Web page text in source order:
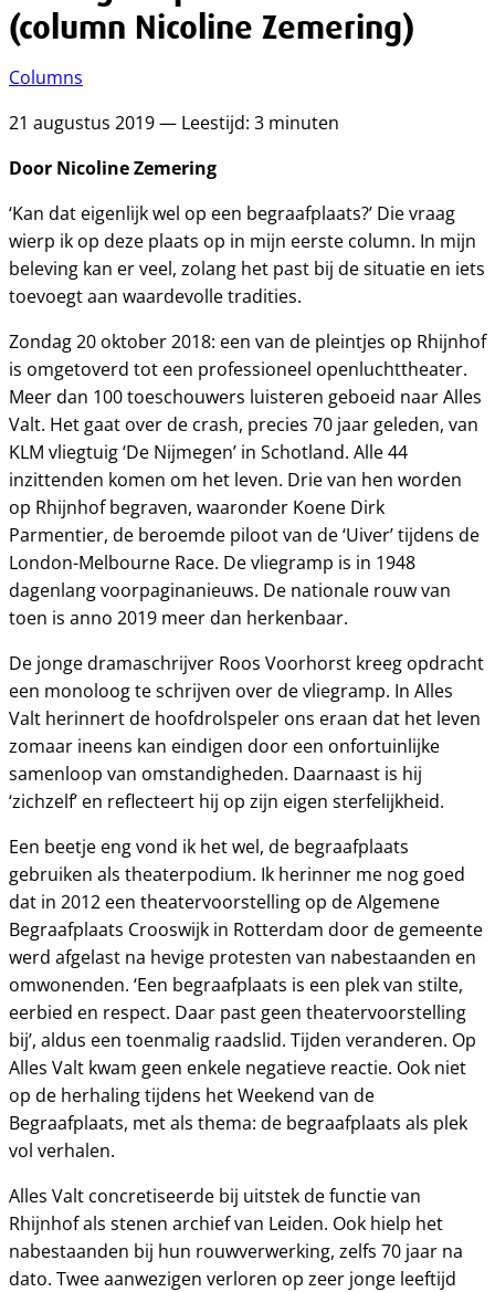
(column Nicoline Zemering)
Columns
21 augustus 2019 — Leestijd: 3 minuten
Door Nicoline Zemering
‘Kan dat eigenlijk wel op een begraafplaats?’ Die vraag
wierp ik op deze plaats op in mijn eerste column. In mijn
beleving kan er veel, zolang het past bij de situatie en iets
toevoegt aan waardevolle tradities.
Zondag 20 oktober 2018: een van de pleintjes op Rhijnhof
is omgetoverd tot een professioneel openluchttheater.
Meer dan 100 toeschouwers luisteren geboeid naar Alles
Valt. Het gaat over de crash, precies 70 jaar geleden, van
KLM vliegtuig ‘De Nijmegen’ in Schotland. Alle 44
inzittenden komen om het leven. Drie van hen worden
op Rhijnhof begraven, waaronder Koene Dirk
Parmentier, de beroemde piloot van de ‘Uiver’ tijdens de
London-Melbourne Race. De vliegramp is in 1948
dagenlang voorpaginanieuws. De nationale rouw van
toen is anno 2019 meer dan herkenbaar.
De jonge dramaschrijver Roos Voorhorst kreeg opdracht
een monoloog te schrijven over de vliegramp. In Alles
Valt herinnert de hoofdrolspeler ons eraan dat het leven
zomaar ineens kan eindigen door een onfortuinlijke
samenloop van omstandigheden. Daarnaast is hij
‘zichzelf’ en reflecteert hij op zijn eigen sterfelijkheid.
Een beetje eng vond ik het wel, de begraafplaats
gebruiken als theaterpodium. Ik herinner me nog goed
dat in 2012 een theatervoorstelling op de Algemene
Begraafplaats Crooswijk in Rotterdam door de gemeente
werd afgelast na hevige protesten van nabestaanden en
omwonenden. ‘Een begraafplaats is een plek van stilte,
eerbied en respect. Daar past geen theatervoorstelling
bij’, aldus een toenmalig raadslid. Tijden veranderen. Op
Alles Valt kwam geen enkele negatieve reactie. Ook niet
op de herhaling tijdens het Weekend van de
Begraafplaats, met als thema: de begraafplaats als plek
vol verhalen.
Alles Valt concretiseerde bij uitstek de functie van
Rhijnhof als stenen archief van Leiden. Ook hielp het
nabestaanden bij hun rouwverwerking, zelfs 70 jaar na
dato. Twee aanwezigen verloren op zeer jonge leeftijd